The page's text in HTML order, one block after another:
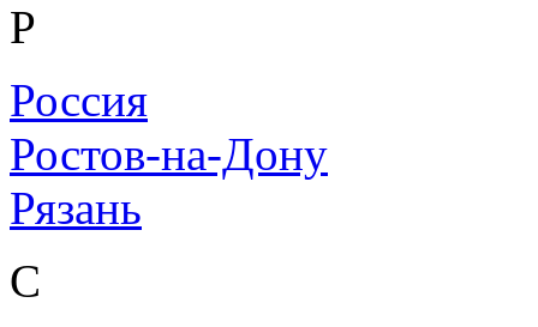
Р
Россия
Ростов-на-Дону
Рязань
С